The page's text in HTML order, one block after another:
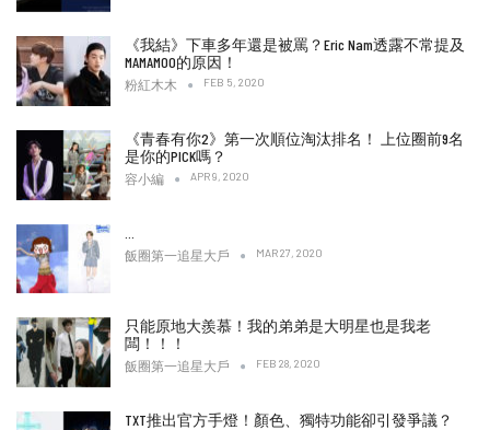
《我結》下車多年還是被罵？Eric Nam透露不常提及
MAMAMOO的原因！
粉紅木木 FEB 5, 2020
《青春有你2》第一次順位淘汰排名！ 上位圈前9名
是你的PICK嗎？
容小編 APR 9, 2020
飯圈第一追星大戶 MAR 27, 2020
只能原地大羨慕！我的弟弟是大明星也是我老
闆！！！
飯圈第一追星大戶 FEB 28, 2020
TXT推出官方手燈！顏色、獨特功能卻引發爭議？